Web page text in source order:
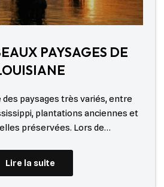
PAYSAGES DE
des paysages très variés, entre
plantations anciennes et
préservées. Lors de…
Lire la suite